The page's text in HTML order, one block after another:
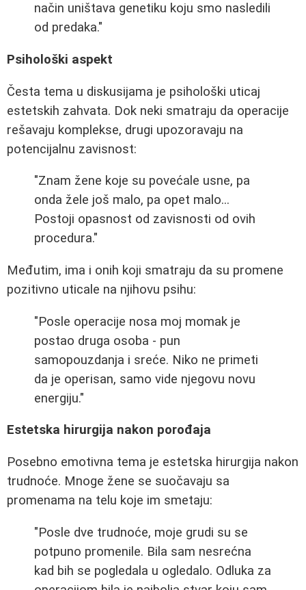
način uništava genetiku koju smo nasledili
od predaka."
Psihološki aspekt
Česta tema u diskusijama je psihološki uticaj
estetskih zahvata. Dok neki smatraju da operacije
rešavaju komplekse, drugi upozoravaju na
potencijalnu zavisnost:
"Znam žene koje su povećale usne, pa
onda žele još malo, pa opet malo...
Postoji opasnost od zavisnosti od ovih
procedura."
Međutim, ima i onih koji smatraju da su promene
pozitivno uticale na njihovu psihu:
"Posle operacije nosa moj momak je
postao druga osoba - pun
samopouzdanja i sreće. Niko ne primeti
da je operisan, samo vide njegovu novu
energiju."
Estetska hirurgija nakon porođaja
Posebno emotivna tema je estetska hirurgija nakon
trudnoće. Mnoge žene se suočavaju sa
promenama na telu koje im smetaju:
"Posle dve trudnoće, moje grudi su se
potpuno promenile. Bila sam nesrećna
kad bih se pogledala u ogledalo. Odluka za